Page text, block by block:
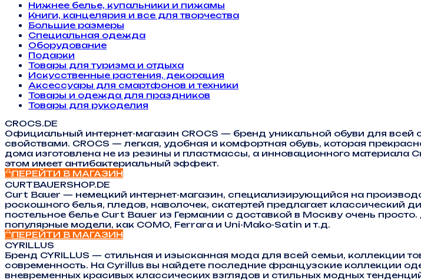
Нижнее белье, купальники и пижамы
Книги, канцелярия и все для творчества
Большие размеры
Специальная одежда
Оборудование
Подарки
Товары для туризма и отдыха
Искусственные растения, декорация
Аксессуары для смартфонов и техники
Товары и одежда для праздников
Товары для рукоделия
CROCS.DE
Официальный интернет-магазин CROCS — бренд уникальной обуви для
свойствами. CROCS — легкая, удобная и комфортная обувь, которая
дома изготовлена не из резины и пластмассы, а инновационного материала
этом имеет антибактериальный эффект.
ПЕРЕЙТИ В МАГАЗИН
CURTBAUERSHOP.DE
Curt Bauer — немецкий интернет-магазин, специализирующийся на
роскошного белья, пледов, наволочек, скатертей предлагает классический
постельное белье Curt Bauer из Германии с доставкой в Москву очень
популярные модели, как COMO, Ferrara и Uni-Mako-Satin и т.д.
ПЕРЕЙТИ В МАГАЗИН
CYRILLUS
Бренд CYRILLUS — стильная и изысканная мода для всей семьи,
современность. На Cyrillus вы найдете последние французские коллекции
вневременных красивых классических взглядов и стильных модных